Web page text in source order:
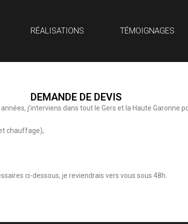
RÉALISATIONS TÉMOIGNAGES
DEMANDE DE DEVIS
j’interviens dans tout le Gers et la Haute Garonne
chauffage),
ci-dessous, je reviendrais vers vous sous 48h.